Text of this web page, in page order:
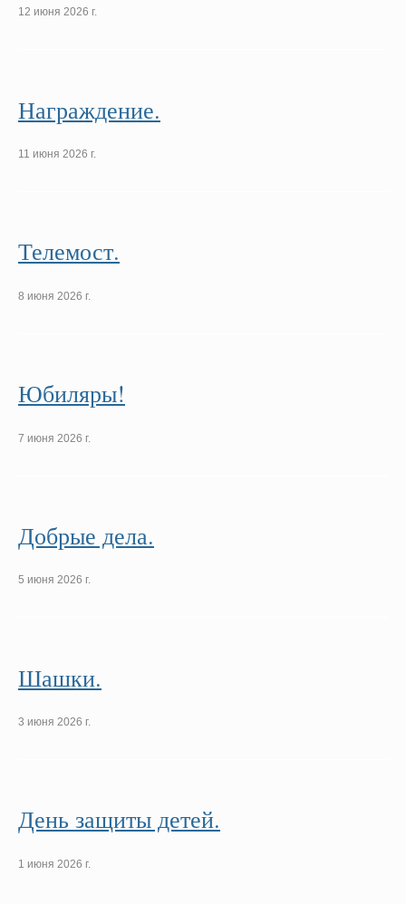
12 июня 2026 г.
Награждение.
11 июня 2026 г.
Телемост.
8 июня 2026 г.
Юбиляры!
7 июня 2026 г.
Добрые дела.
5 июня 2026 г.
Шашки.
3 июня 2026 г.
День защиты детей.
1 июня 2026 г.